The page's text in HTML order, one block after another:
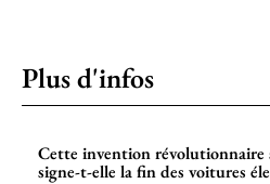
Plus d'infos
Cette invention révolutionnaire
signe-t-elle la fin des voitures